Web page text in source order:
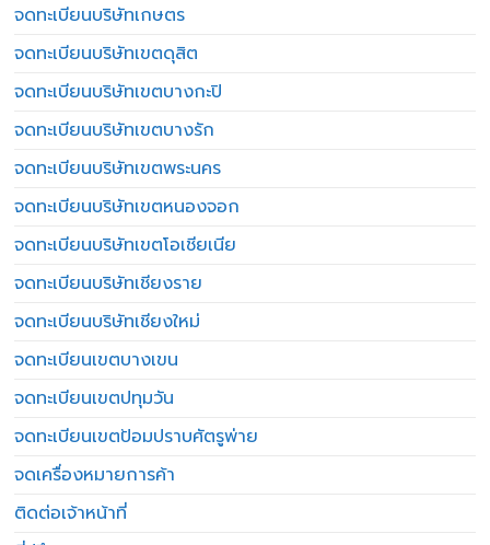
จดทะเบียนบริษัทเกษตร
จดทะเบียนบริษัทเขตดุสิต
จดทะเบียนบริษัทเขตบางกะปิ
จดทะเบียนบริษัทเขตบางรัก
จดทะเบียนบริษัทเขตพระนคร
จดทะเบียนบริษัทเขตหนองจอก
จดทะเบียนบริษัทเขตโอเชียเนีย
จดทะเบียนบริษัทเชียงราย
จดทะเบียนบริษัทเชียงใหม่
จดทะเบียนเขตบางเขน
จดทะเบียนเขตปทุมวัน
จดทะเบียนเขตป้อมปราบศัตรูพ่าย
จดเครื่องหมายการค้า
ติดต่อเจ้าหน้าที่